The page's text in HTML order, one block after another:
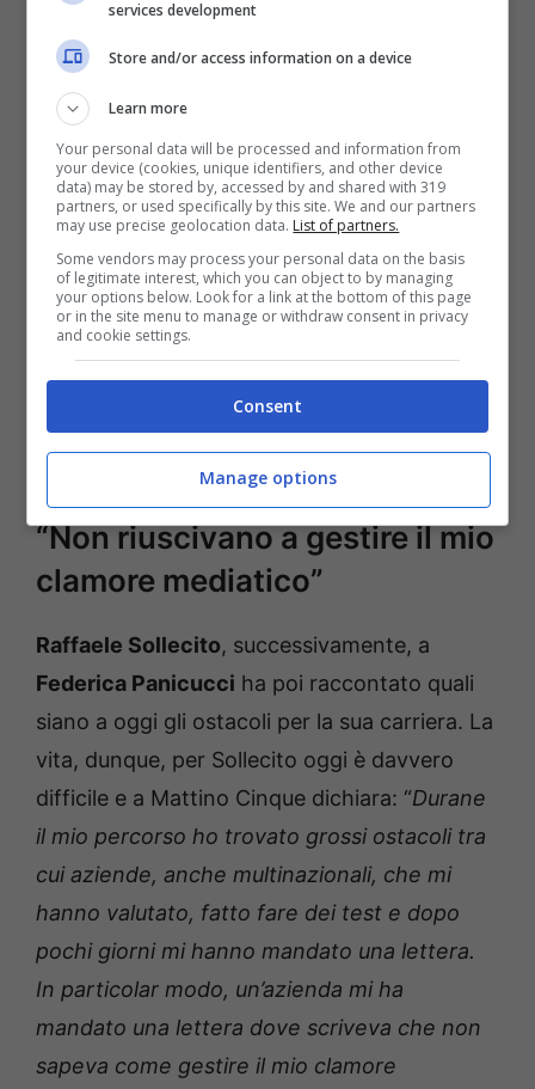
Federica Pellegrini – MeteoWeek
“Non riuscivano a gestire il mio
clamore mediatico”
Raffaele Sollecito, successivamente, a
Federica Panicucci ha poi raccontato quali
siano a oggi gli ostacoli per la sua carriera. La
vita, dunque, per Sollecito oggi è davvero
difficile e a Mattino Cinque dichiara: “Durane
il mio percorso ho trovato grossi ostacoli tra
cui aziende, anche multinazionali, che mi
hanno valutato, fatto fare dei test e dopo
pochi giorni mi hanno mandato una lettera.
In particolar modo, un’azienda mi ha
mandato una lettera dove scriveva che non
sapeva come gestire il mio clamore
services development
Store and/or access information on a device
Learn more
Your personal data will be processed and information from
your device (cookies, unique identifiers, and other device
data) may be stored by, accessed by and shared with 319
partners, or used specifically by this site. We and our partners
may use precise geolocation data. List of partners.
Some vendors may process your personal data on the basis
of legitimate interest, which you can object to by managing
your options below. Look for a link at the bottom of this page
or in the site menu to manage or withdraw consent in privacy
and cookie settings.
Consent
Manage options